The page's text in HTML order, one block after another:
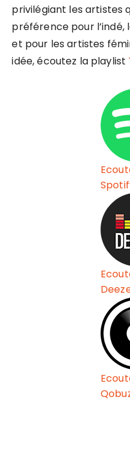
privilégiant les artistes
préférence pour
et pour les artistes
idée, écoutez la playlist